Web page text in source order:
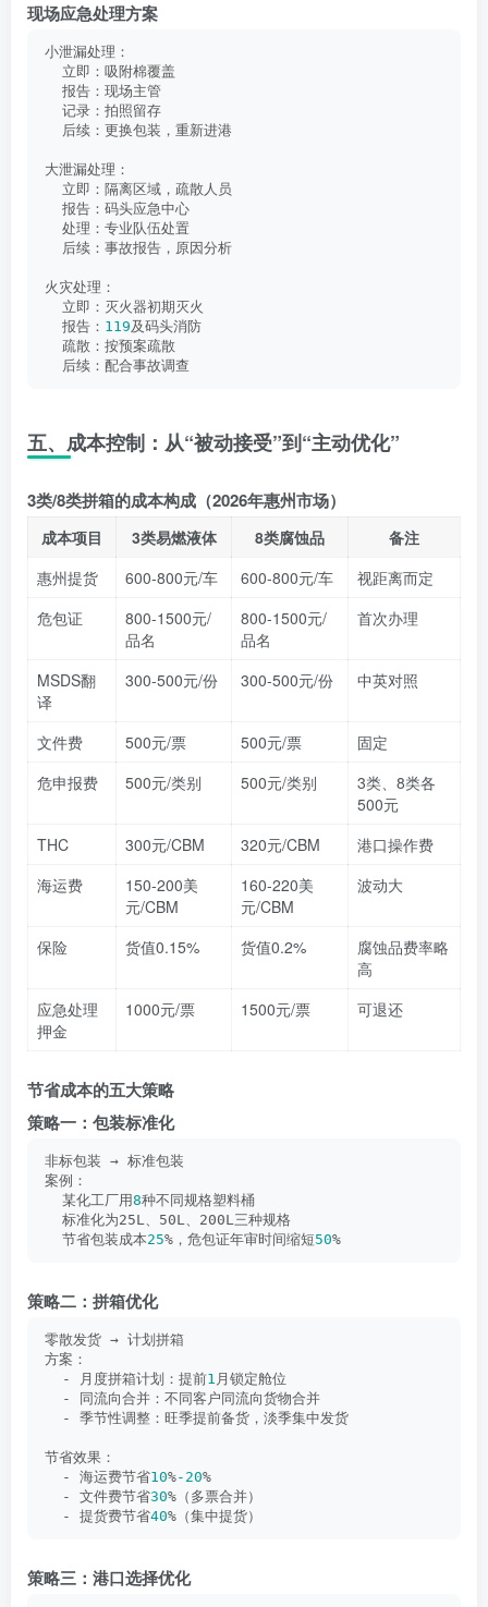
现场应急处理方案
小泄漏处理：
  立即：吸附棉覆盖
  报告：现场主管
  记录：拍照留存
  后续：更换包装，重新进港
大泄漏处理：
  立即：隔离区域，疏散人员
  报告：码头应急中心
  处理：专业队伍处置
  后续：事故报告，原因分析
火灾处理：
  立即：灭火器初期灭火
  报告：
119及码头消防
  疏散：按预案疏散
  后续：配合事故调查
五、成本控制：从“被动接受”到“主动优化”
3类/8类拼箱的成本构成（2026年惠州市场）
成本项目 3类易燃液体 8类腐蚀品
备注
惠州提货
600-800元/车 600-800元/车
视距离而定
危包证
800-1500元/
品名
800-1500元/
品名
首次办理
MSDS翻
译
300-500元/份 300-500元/份 中英对照
文件费 500元/票 500元/票
固定
危申报费
500元/类别 500元/类别
3类、8类各
500元
THC
300元/CBM 320元/CBM
港口操作费
海运费
150-200美
元/CBM
160-220美
元/CBM
波动大
保险 货值0.15% 货值0.2%
腐蚀品费率略
高
应急处理
押金
1000元/票 1500元/票 可退还
节省成本的五大策略
策略一：包装标准化
非标包装 → 标准包装
案例：
  某化工厂用
8种不同规格塑料桶
  标准化为25L、50L、200L三种规格
  节省包装成本
25%，危包证年审时间缩短50%
策略二：拼箱优化
零散发货 → 计划拼箱
方案：
  - 月度拼箱计划：提前
1 月锁定舱位
  - 同流向合并：不同客户同流向货物合并
  - 季节性调整：旺季提前备货，淡季集中发货
节省效果：
  - 海运费节省
10%-20%
  - 文件费节省
30%（多票合并）
  - 提货费节省
40%（集中提货）
策略三：港口选择优化